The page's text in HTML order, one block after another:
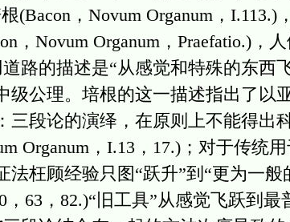
(Bacon，Novum Organum，I.113.)
，Novum Organum，Praefatio.)，
路的描述是“从感觉和特殊的东西
级公理。培根的这一描述指出了以
三段论的演绎，在原则上不能得出
Organum，I.13，17.)；对于传统
枉顾经验只图“跃升”到“更为一般
，63，82.)“旧工具”从感觉飞跃到